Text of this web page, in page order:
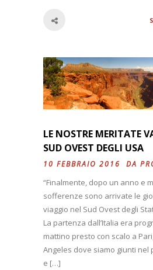
LE NOSTRE MERITATE
SUD OVEST DEGLI USA
10 FEBBRAIO 2016 DA
“Finalmente, dopo un anno e
sofferenze sono arrivate le
viaggio nel Sud Ovest degli
La partenza dall’Italia era
mattino presto con scalo a
Angeles dove siamo giunti nel
e […]